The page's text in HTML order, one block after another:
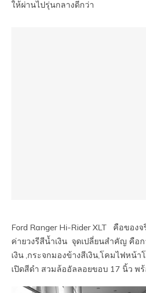
ให้ผ่านไปรุ่นกลางดีกว่า
Ford Ranger Hi-Rider XLT คือของ
ค่ายวงรีสีน้ำเงิน จุดเปลี่ยนสำคัญ คือ
เงิน ,กระจกมองข้างสีเงิน,โคมไฟหน้า
เปิดสีดำ สวมล้ออัลลอยขอบ 17 นิ้ว พ